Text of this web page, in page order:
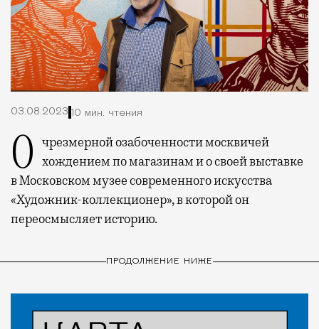
03.08.2023 10 мин. чтения
О чрезмерной озабоченности москвичей хождением по магазинам и о своей выставке
в Московском музее современного искусства
«Художник-коллекционер», в которой он
переосмысляет историю.
ПРОДОЛЖЕНИЕ НИЖЕ